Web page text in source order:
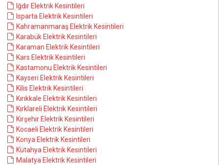
Iğdır Elektrik Kesintileri
Isparta Elektrik Kesintileri
Kahramanmaraş Elektrik Kesintileri
Karabük Elektrik Kesintileri
Karaman Elektrik Kesintileri
Kars Elektrik Kesintileri
Kastamonu Elektrik Kesintileri
Kayseri Elektrik Kesintileri
Kilis Elektrik Kesintileri
Kırıkkale Elektrik Kesintileri
Kırklareli Elektrik Kesintileri
Kırşehir Elektrik Kesintileri
Kocaeli Elektrik Kesintileri
Konya Elektrik Kesintileri
Kütahya Elektrik Kesintileri
Malatya Elektrik Kesintileri